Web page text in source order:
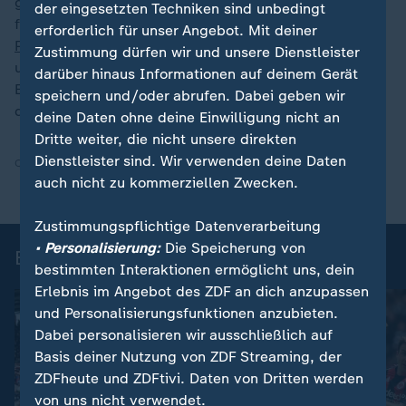
führte Deutschland noch zur wegen derCorona-
Pandemiein 2021 verlegten Europameisterschaft -
und schied mit seinem Team im Achtelfinale gegen
England aus. Erst anschließend folgte das Ende auf
der DFB-Trainerbank - nach rund 15 Jahren.
Quelle:SID
Bundesliga 34. Spieltag
der eingesetzten Techniken sind unbedingt
erforderlich für unser Angebot. Mit deiner
Zustimmung dürfen wir und unsere Dienstleister
darüber hinaus Informationen auf deinem Gerät
speichern und/oder abrufen. Dabei geben wir
deine Daten ohne deine Einwilligung nicht an
Dritte weiter, die nicht unsere direkten
Dienstleister sind. Wir verwenden deine Daten
auch nicht zu kommerziellen Zwecken.
Zustimmungspflichtige Datenverarbeitung
• Personalisierung:Die Speicherung von
bestimmten Interaktionen ermöglicht uns, dein
Erlebnis im Angebot des ZDF an dich anzupassen
und Personalisierungsfunktionen anzubieten.
Dabei personalisieren wir ausschließlich auf
Basis deiner Nutzung von ZDF Streaming, der
ZDFheute und ZDFtivi. Daten von Dritten werden
von uns nicht verwendet.